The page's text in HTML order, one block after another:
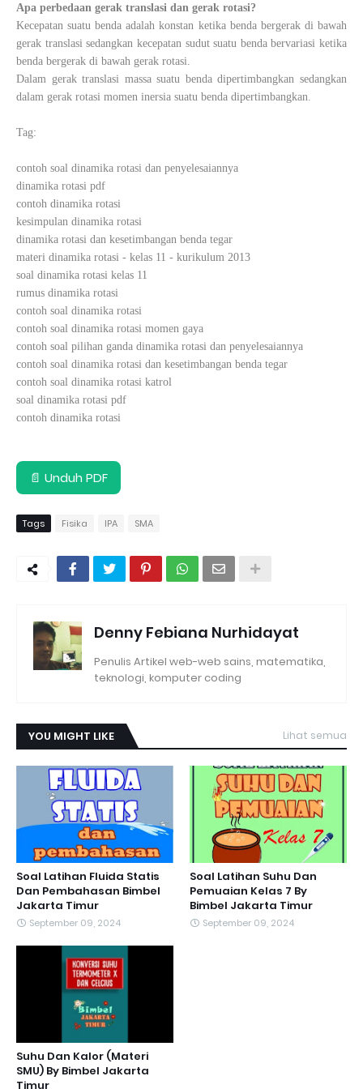
Apa perbedaan gerak translasi dan gerak rotasi?
Kecepatan suatu benda adalah konstan ketika benda bergerak di bawah
gerak translasi sedangkan kecepatan sudut suatu benda bervariasi ketika
benda bergerak di bawah gerak rotasi.
Dalam gerak translasi massa suatu benda dipertimbangkan sedangkan
dalam gerak rotasi momen inersia suatu benda dipertimbangkan.
Tag:
contoh soal dinamika rotasi dan penyelesaiannya
dinamika rotasi pdf
contoh dinamika rotasi
kesimpulan dinamika rotasi
dinamika rotasi dan kesetimbangan benda tegar
materi dinamika rotasi - kelas 11 - kurikulum 2013
soal dinamika rotasi kelas 11
rumus dinamika rotasi
contoh soal dinamika rotasi
contoh soal dinamika rotasi momen gaya
contoh soal pilihan ganda dinamika rotasi dan penyelesaiannya
contoh soal dinamika rotasi dan kesetimbangan benda tegar
contoh soal dinamika rotasi katrol
soal dinamika rotasi pdf
contoh dinamika rotasi
📄 Unduh PDF
Tags Fisika IPA SMA
Denny Febiana Nurhidayat
Penulis Artikel web-web sains, matematika,
teknologi, komputer coding
YOU MIGHT LIKE Lihat semua
Soal Latihan Fluida Statis
Dan Pembahasan Bimbel
Jakarta Timur
September 09, 2024
Soal Latihan Suhu Dan
Pemuaian Kelas 7 By
Bimbel Jakarta Timur
September 09, 2024
Suhu Dan Kalor (Materi
SMU) By Bimbel Jakarta
Timur